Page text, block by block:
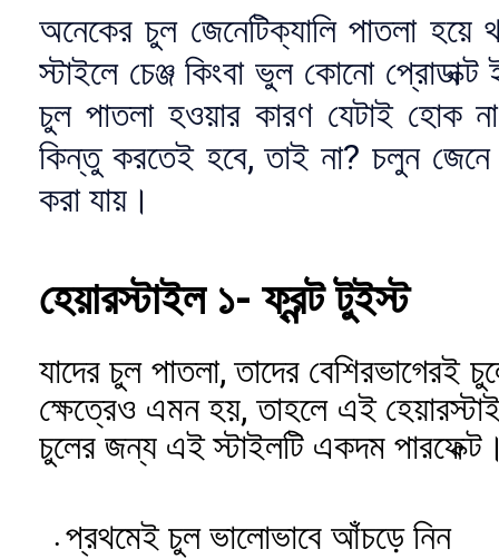
অনেকের চুল জেনেটিক্যালি পাতলা
স্টাইলে চেঞ্জ কিংবা ভুল কোনো
চুল পাতলা হওয়ার কারণ যেটাই হোক
কিন্তু করতেই হবে, তাই না? চলুন
করা যায়।
হেয়ারস্টাইল ১- ফ্রন্ট টুইস্ট
যাদের চুল পাতলা, তাদের বেশিরভাগেরই
ক্ষেত্রেও এমন হয়, তাহলে এই
চুলের জন্য এই স্টাইলটি একদম
প্রথমেই চুল ভালোভাবে আঁচড়ে নিন